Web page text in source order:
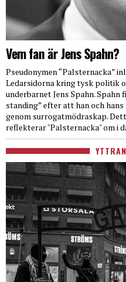
Vem fan är Jens Spahn?
Pseudonymen “Palsternacka”
Ledarsidorna kring tysk politik
underbarnet Jens Spahn.
standing” efter att han och
genom surrogatmödraskap.
reflekterar "Palsternacka" om i